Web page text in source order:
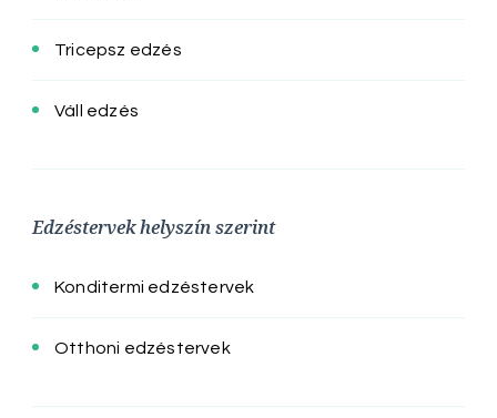
Tricepsz edzés
Váll edzés
Edzéstervek helyszín szerint
Konditermi edzéstervek
Otthoni edzéstervek